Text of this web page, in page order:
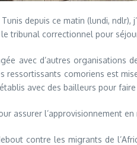
depuis ce matin (lundi,
tribunal correctionnel pour
avec d’autres
ressortissants comoriens est
avec des bailleurs pour
assurer l’approvisionnement
contre les migrants de